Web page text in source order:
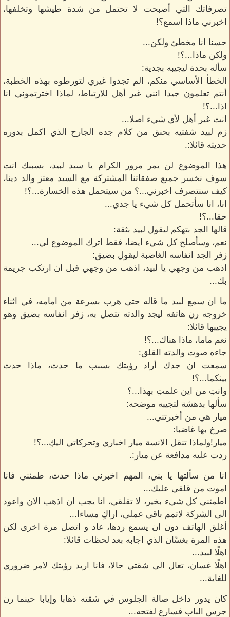
تصرفاتك التي أصبحت لا تحتمل من شدة طيشها وتخلفها،
اخبرني ماذا اسمع؟!
حسنا انا مخطئ ولكن...
ولكن ماذا...؟!
سأله بحدة ليجيبه بجدية:
الخطأ الأساسي منكم، الم تجدوا غيري لتورطوه بهذه الخطبة،
أنتم تعلمون جيدا انني غير أهل للارتباط، لماذا اخترتموني انا
اذا...؟!
انت غير أهل لأي شيء اصلا...
زم لبيد شفتيه بحنق من كلام جده الجارح الذي اكمل بدوره
حديثه قائلا:.
هذا الموضوع لن يمر مرور الكرام يا سيد لبيد، بسببك انت
سوف نخسر جميع صفقاتنا المشتركة مع السيد معتز والد دينا،
كيف سنتصرف اخبرني...؟ من سيتحمل هذه الخسارة...؟!
انا، انا سأتحمل كل شيء يا جدي...
حقا...؟!
قالها الجد بتهكم ليقول لبيد بثقة:
نعم، وسأصلح كل شيء ايضا، فقط اترك الموضوع لي...
زفر الجد انفاسه الغاضبة ليقول بضيق:
اذهب من وجهي يا لبيد، اذهب من وجهي قبل ان ارتكب جريمة
بك...
ما ان سمع لبيد ما قاله حتى هرب بسرعة من امامه، في اثناء
خروجه رن هاتفه ليجد والدته تتصل به، زفر انفاسه بضيق وهو
يجيبها قائلا:
نعم ماما، ماذا هناك...؟!
جاءه صوت والدته القلق:
سمعت ان جدك أراد رؤيتك بسبب ما حدث، ماذا حدث
بينكما...؟!
وانتِ من اين علمتِ بهذا...؟
سألها بدهشة لتجيبه موضحه:
ميار هي من أخبرتني...
صرخ بها غاضبا:
ميار!ولماذا تنقل الانسة ميار اخباري وتحركاتي اليكِ...؟!
ردت عليه مدافعة عن ميار:.
انا من سألتها يا بني، المهم اخبرني ماذا حدث، طمئني فانا
اموت من قلقي عليك...
اطمئني كل شيء بخير، لا تقلقي، انا يجب ان اذهب الان واعود
الى الشركة لاتمم باقي عملي، اراكِ مساءا...
أغلق الهاتف دون ان يسمع ردها، عاد و اتصل مرة اخرى لكن
هذه المرة بغسّان الذي اجابه بعد لحظات قائلا:
اهلًا لبيد...
اهلًا غسان، تعال الى شقتي حالا، فانا اريد رؤيتك لامر ضروري
للغاية...
كان يدور داخل صالة الجلوس في شقته ذهابا وإيابا حينما رن
جرس الباب فسارع لفتحه...